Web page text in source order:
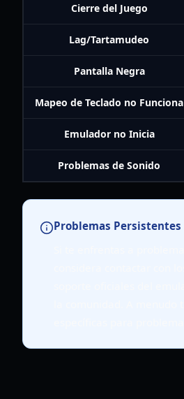
Cierre del Juego
Lag/Tartamudeo
Pantalla Negra
Mapeo de Teclado no Funciona
Emulador no Inicia
Problemas de Sonido
Problemas Persistentes